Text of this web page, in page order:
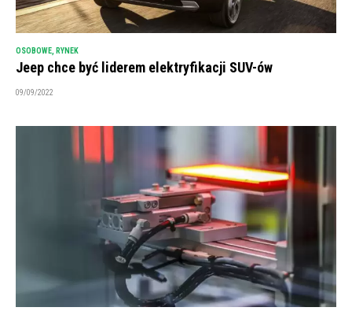
OSOBOWE, RYNEK
Jeep chce być liderem elektryfikacji SUV-ów
09/09/2022